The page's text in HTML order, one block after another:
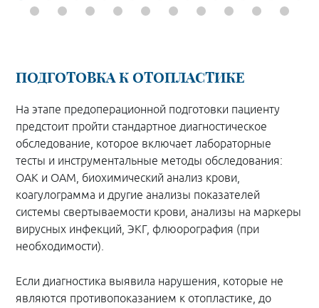
ПОДРОБНЕЕ
ПОДГОТОВКА К ОТОПЛАСТИКЕ
На этапе предоперационной подготовки пациенту
предстоит пройти стандартное диагностическое
обследование, которое включает лабораторные
тесты и инструментальные методы обследования:
ОАК и ОАМ, биохимический анализ крови,
коагулограмма и другие анализы показателей
системы свертываемости крови, анализы на маркеры
вирусных инфекций, ЭКГ, флюорография (при
необходимости).
Если диагностика выявила нарушения, которые не
являются противопоказанием к отопластике, до